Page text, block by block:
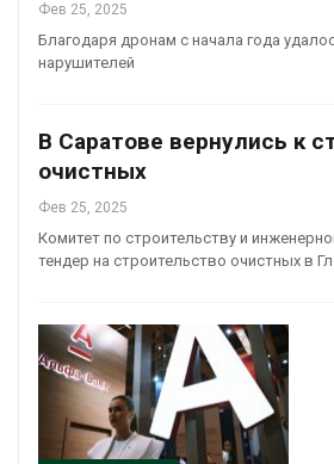
Фев 25, 2025
Благодаря дронам с начала года
нарушителей
В Саратове вернулись к
очистных
Фев 25, 2025
Комитет по строительству и
тендер на строительство очистных в